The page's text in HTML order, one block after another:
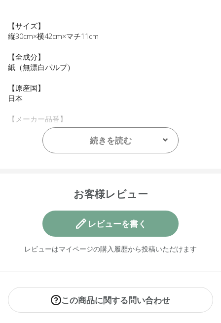
【サイズ】
縦30cm×横42cm×マチ11cm
【全成分】
紙（無漂白パルプ）
【原産国】
日本
【メーカー品番】
店舗でお問い合わせの際には、下記品番をお伝え下さい。
4589784680692
●パッケージはリニューアル等の理由により、写真と異なる場
●パッケージのリニューアル等の理由により、成分・処方が記
載と異なる場合がございます。
●予告なくパッケージ仕様が変更になる場合がございます。
続きを読む
お客様レビュー
レビューを書く
レビューはマイページの購入履歴から投稿いただけます
この商品に関する問い合わせ